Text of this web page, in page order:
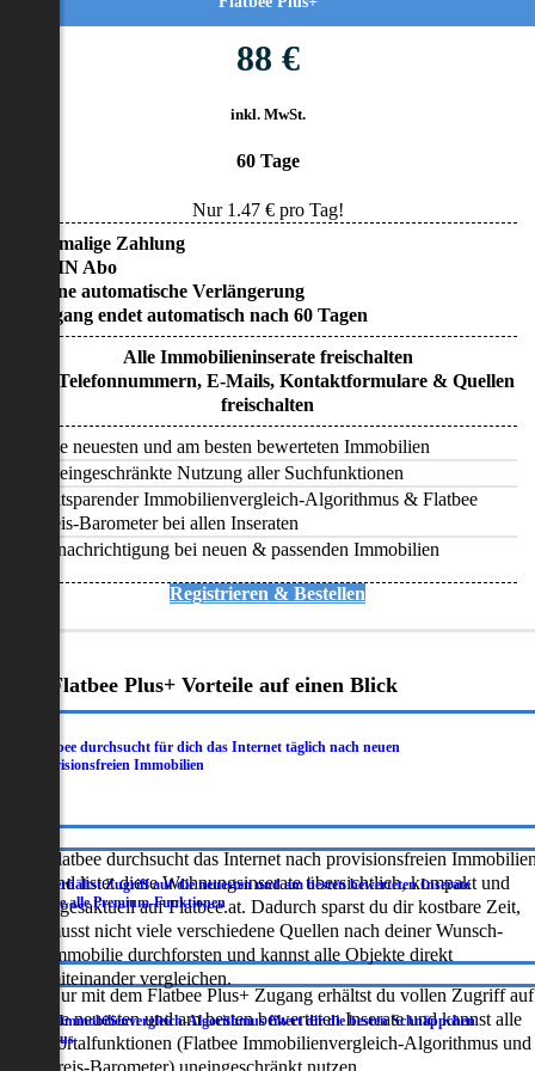
88 €
inkl. MwSt.
60 Tage
Nur 1.47€ pro Tag!
• Einmalige Zahlung
• KEIN Abo
• Keine automatische Verlängerung
• Zugang endet automatisch nach 60 Tagen
Alle Immobilieninserate freischalten
Alle Telefonnummern, E-Mails, Kontaktformulare & Quellen
freischalten
Alle neuesten und am besten bewerteten Immobilien
Uneingeschränkte Nutzung aller Suchfunktionen
Zeitsparender Immobilienvergleich-Algorithmus & Flatbee
Preis-Barometer bei allen Inseraten
Benachrichtigung bei neuen & passenden Immobilien
Registrieren & Bestellen
Flatbee Plus+ Vorteile auf einen Blick
Flatbee durchsucht für dich das Internet täglich nach neuen
provisionsfreien Immobilien
Flatbee durchsucht das Internet nach provisionsfreien
und listet diese Wohnungsinserate übersichtlich, kompakt und
tagesaktuell auf Flatbee.at. Dadurch sparst du dir kostbare Zeit,
musst nicht viele verschiedene Quellen nach deiner Wunsch-
Immobilie durchforsten und kannst alle Objekte direkt
miteinander vergleichen.
Du erhältst Zugriff auf die neuesten und am besten bewerteten Inserate
sowie alle Premium-Funktionen
Nur mit dem Flatbee Plus+ Zugang erhältst du vollen Zugriff auf
die neuesten und am besten bewerteten Inserate und kannst alle
Portalfunktionen (Flatbee Immobilienvergleich-Algorithmus und
Der Immobilienvergleich-Algorithmus filtert dir die besten Schnäppchen
heraus